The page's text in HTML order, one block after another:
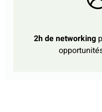
2h de networking